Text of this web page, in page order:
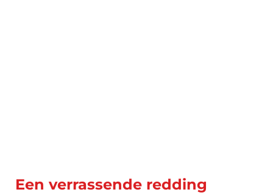
Een verrassende redding